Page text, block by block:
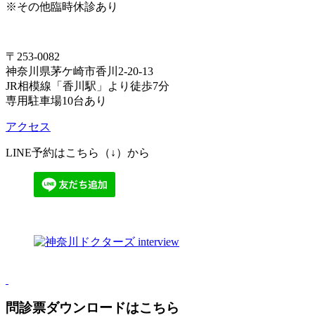
※その他臨時休診あり
〒253-0082
神奈川県茅ケ崎市香川2-20-13
JR相模線「香川駅」より徒歩7分
専用駐車場10台あり
アクセス
LINE予約はこちら（↓）から
問診票ダウンロードはこちら